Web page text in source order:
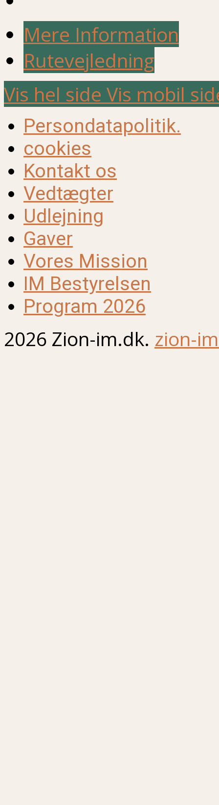
Mere Information
Rutevejledning
Vis hel side Vis mobil
Persondatapolitik.
cookies
Kontakt os
Vedtægter
Udlejning
Gaver
Vores Mission
IM Bestyrelsen
Program 2026
2026 Zion-im.dk. zion-